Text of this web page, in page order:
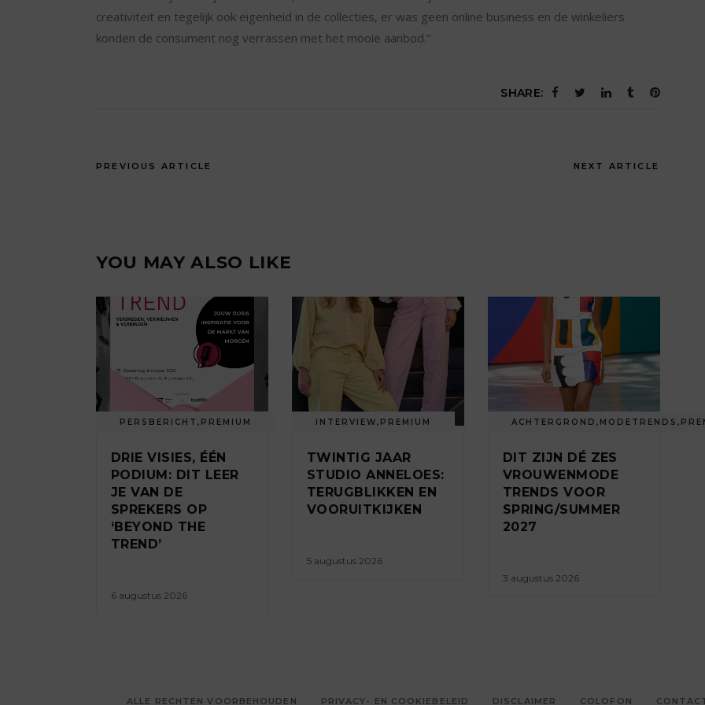
creativiteit en tegelijk ook eigenheid in de collecties, er was geen online business en de winkeliers
konden de consument nog verrassen met het mooie aanbod.”
SHARE:
PREVIOUS ARTICLE NEXT ARTICLE
YOU MAY ALSO LIKE
PERSBERICHT , PREMIUM
DRIE VISIES, ÉÉN
PODIUM: DIT LEER
JE VAN DE
SPREKERS OP
‘BEYOND THE
TREND’
6 augustus 2026
INTERVIEW, PREMIUM
TWINTIG JAAR
STUDIO ANNELOES:
TERUGBLIKKEN EN
VOORUITKIJKEN
5 augustus 2026
ACHTERGROND , MODETRENDS ,
DIT ZIJN DÉ ZES
VROUWENMODE
TRENDS VOOR
SPRING/SUMMER
2027
3 augustus 2026
ALLE RECHTEN VOORBEHOUDEN PRIVACY- EN COOKIEBELEID DISCLAIMER COLOFON